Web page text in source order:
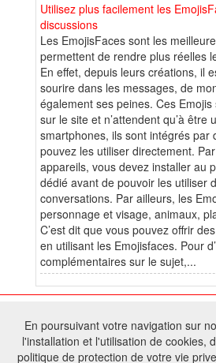
Utilisez plus facilement les
discussions
Les EmojisFaces sont les
permettent de rendre plus réelles
En effet, depuis leurs créations, il
sourire dans les messages, de
également ses peines. Ces
sur le site et n’attendent qu’à être
smartphones, ils sont intégrés par
pouvez les utiliser directement.
appareils, vous devez installer au
dédié avant de pouvoir les utiliser
conversations. Par ailleurs, les
personnage et visage, animaux,
C’est dit que vous pouvez offrir
en utilisant les Emojisfaces. Pour
complémentaires sur le sujet,...
FontAwesome
Tous droits réservés - Toute reproduction
partielle, est interdite sans
En poursuivant votre navigation sur
l'installation et l'utilisation de cookies,
politique de protection de votre vie